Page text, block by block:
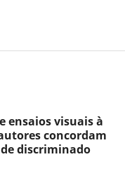
ensaios visuais à
concordam
discriminado